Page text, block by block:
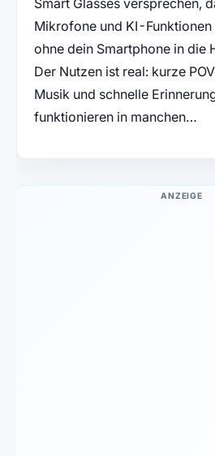
Smart Glasses versprechen,
Mikrofone und KI-
ohne dein Smartphone in die
Der Nutzen ist real: kurze
Musik und schnelle
funktionieren in manchen…
ANZEIGE